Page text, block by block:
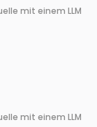
mit einem LLM
mit einem LLM